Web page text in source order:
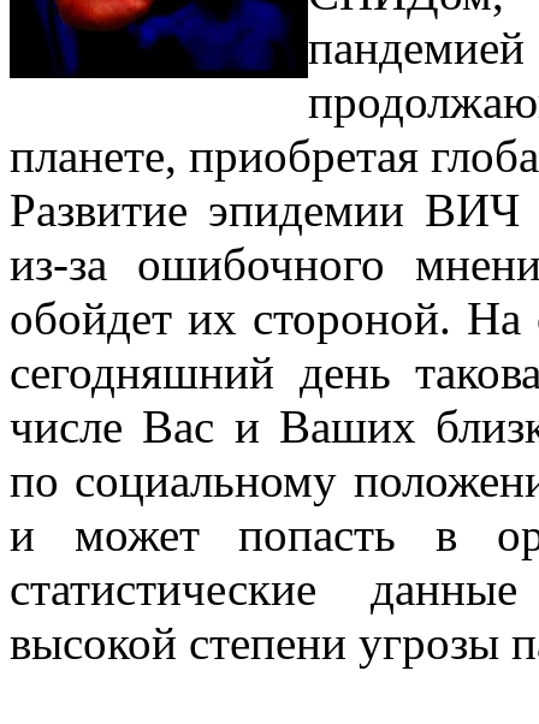
планете, приобретая
Развитие эпидемии ВИЧ
из-за ошибочного
обойдет их стороной.
сегодняшний день
числе Вас и Ваших
по социальному
и может попасть в
статистические
высокой степени угрозы